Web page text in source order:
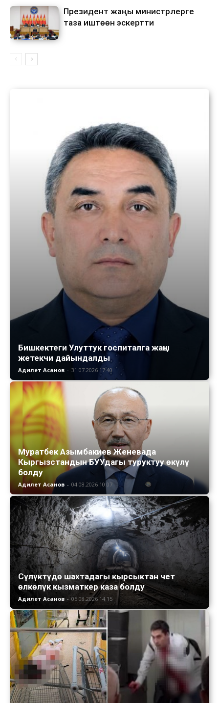
Президент жаңы министрлерге
таза иштөөнү эскертти
Бишкектеги Улуттук госпиталга жаңы
жетекчи дайындалды
Адилет Асанов - 31.07.2026 17:40
Муратбек Азымбакиев Женевада
Кыргызстандын БУУдагы туруктуу өкүлү
болду
Адилет Асанов - 04.08.2026 10:07
Сүлүктүдө шахтадагы кырсыктан чет
өлкөлүк кызматкер каза болду
Адилет Асанов - 05.08.2026 14:15